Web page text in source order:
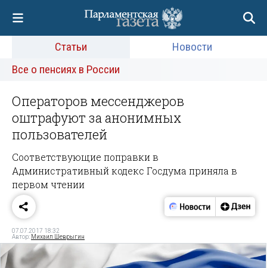
Статьи
Новости
Все о пенсиях в России
Операторов мессенджеров
оштрафуют за анонимных
пользователей
Соответствующие поправки в
Административный кодекс Госдума приняла в
первом чтении
07.07.2017 18:32
Автор: Михаил Шеврыгин